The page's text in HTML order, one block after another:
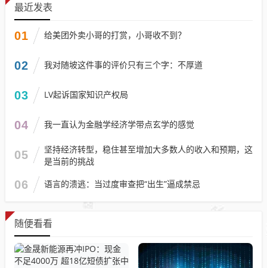
最近发表
01 给美团外卖小哥的打赏，小哥收不到？
02 我对随坡这件事的评价只有三个字：不厚道
03 LV起诉国家知识产权局
04 我一直认为金融学经济学带点玄学的感觉
05
坚持经济转型，稳住甚至增加大多数人的收入和预期，这
是当前的挑战
06 语言的溃逃：当过度审查把“出生”逼成禁忌
随便看看